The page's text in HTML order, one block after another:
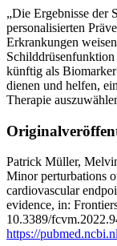
„Die Ergebnisse der
personalisierten
Erkrankungen
Schilddrüsenfunktion
künftig als
dienen und helfen,
Therapie
Patrick Müller,
Minor perturbations
cardiovascular
evidence, in:
10.3389/
https://